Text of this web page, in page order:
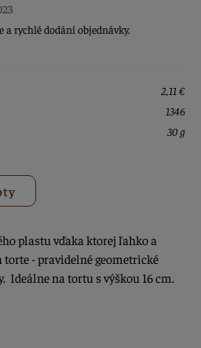
rychlé dodání objednávky.
2,11 €
1346
30 g
plastu vďaka ktorej ľahko a
- pravidelné geometrické
Ideálne na tortu s výškou 16 cm.